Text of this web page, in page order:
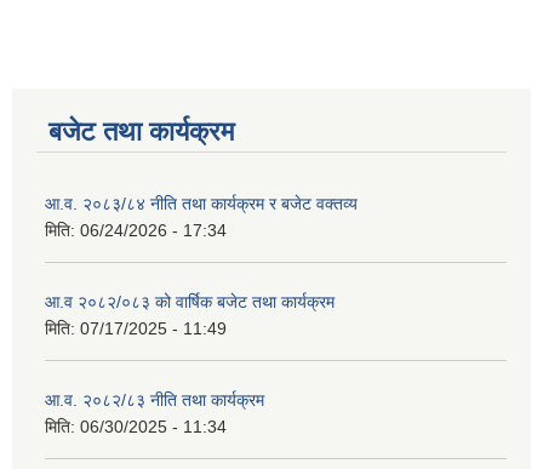
बजेट तथा कार्यक्रम
आ.व. २०८३/८४ नीति तथा कार्यक्रम र बजेट वक्तव्य
मिति: 06/24/2026 - 17:34
आ.व २०८२/०८३ को वार्षिक बजेट तथा कार्यक्रम
मिति: 07/17/2025 - 11:49
आ.व. २०८२/८३ नीति तथा कार्यक्रम
मिति: 06/30/2025 - 11:34